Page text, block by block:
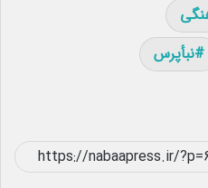
نبأپرس